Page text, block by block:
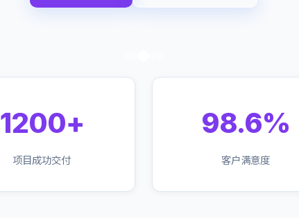
1200+
项目成功交付
98.6%
客户满意度